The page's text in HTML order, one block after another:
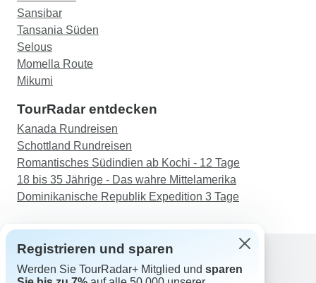
Sansibar
Tansania Süden
Selous
Momella Route
Mikumi
TourRadar entdecken
Kanada Rundreisen
Schottland Rundreisen
Romantisches Südindien ab Kochi - 12 Tage
18 bis 35 Jährige - Das wahre Mittelamerika
Dominikanische Republik Expedition 3 Tage
Support
Registrieren und sparen
Werden Sie TourRadar+ Mitglied und sparen